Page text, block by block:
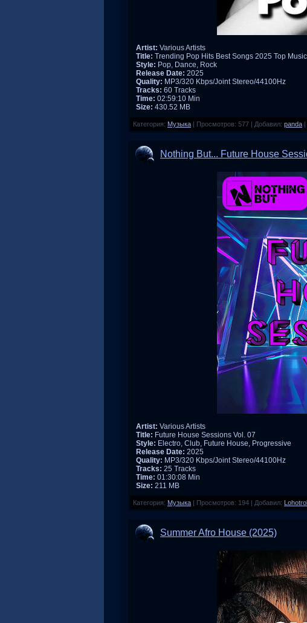
Artist: Various Artists
Title: Trending Pop Hits Best Songs 2025 Top Music
Style: Pop, Dance, Rock
Release Date: 2025
Quality: MP3/320 Kbps/Joint Stereo/44100Hz
Tracks: 60 Tracks
Time: 02:59:10 Min
Size: 430.52 MB
Категория: Музыка | Просмотров: 577 | Добавил: panda |
Nothing But... Future House
Artist: Various Artists
Title: Future House Sessions Vol. 07
Style: Electro, Club, Future House, Progressive
Release Date: 2025
Quality: MP3/320 Kbps/Joint Stereo/44100Hz
Tracks: 25 Tracks
Time: 01:30:08 Min
Size: 211 MB
Категория: Музыка | Просмотров: 194 | Добавил: Lohotrol
Summer Afro House (2025)